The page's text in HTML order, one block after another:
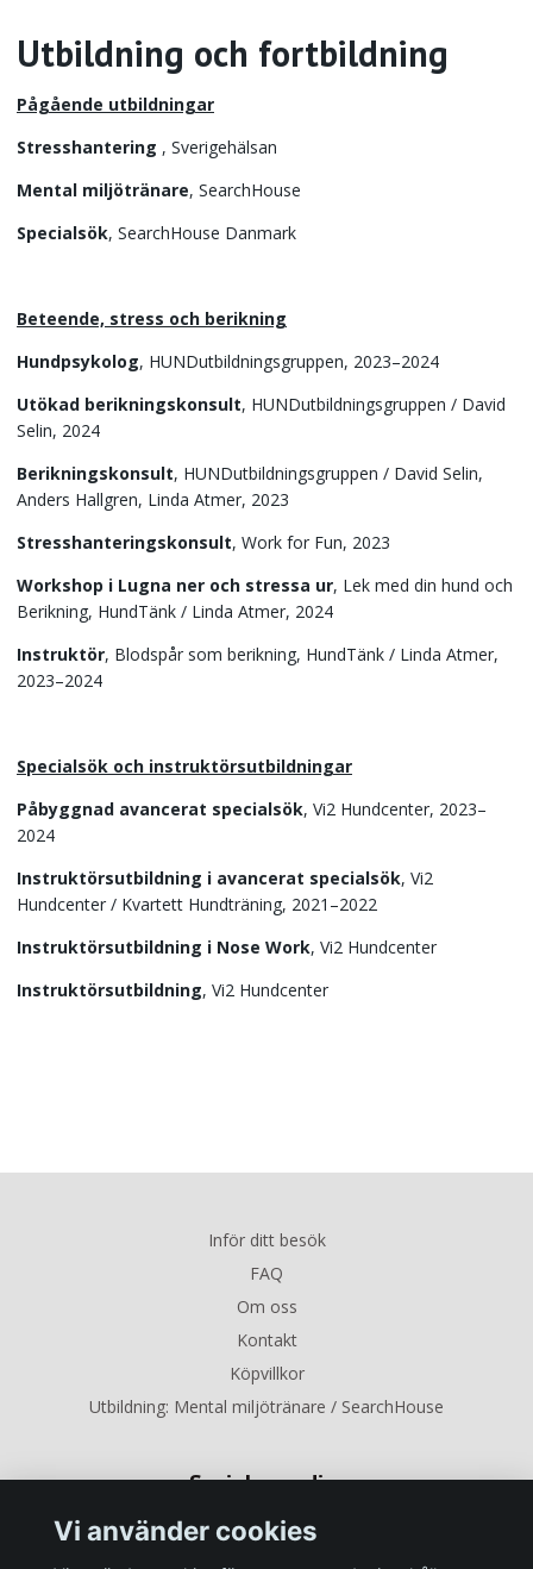
Utbildning och fortbildning
Pågående utbildningar
Stresshantering , Sverigehälsan
Mental miljötränare, SearchHouse
Specialsök, SearchHouse Danmark
Beteende, stress och berikning
Hundpsykolog, HUNDutbildningsgruppen, 2023–2024
Utökad berikningskonsult, HUNDutbildningsgruppen / David
Selin, 2024
Berikningskonsult, HUNDutbildningsgruppen / David Selin,
Anders Hallgren, Linda Atmer, 2023
Stresshanteringskonsult, Work for Fun, 2023
Workshop i Lugna ner och stressa ur, Lek med din hund och
Berikning, HundTänk / Linda Atmer, 2024
Instruktör, Blodspår som berikning, HundTänk / Linda Atmer,
2023–2024
Specialsök och instruktörsutbildningar
Påbyggnad avancerat specialsök, Vi2 Hundcenter, 2023–
2024
Instruktörsutbildning i avancerat specialsök, Vi2
Hundcenter / Kvartett Hundträning, 2021–2022
Instruktörsutbildning i Nose Work, Vi2 Hundcenter
Instruktörsutbildning, Vi2 Hundcenter
Inför ditt besök
FAQ
Om oss
Kontakt
Köpvillkor
Utbildning: Mental miljötränare / SearchHouse
Sociala medier
Vi använder cookies